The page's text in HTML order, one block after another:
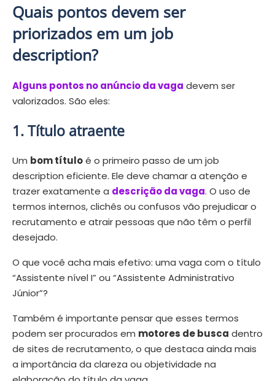
Quais pontos devem ser
priorizados em um job
description?
Alguns pontos no anúncio da vaga devem ser
valorizados. São eles:
1. Título atraente
Um bom títuloé o primeiro passo de um job
description eficiente. Ele deve chamar a atenção e
trazer exatamente a descrição da vaga. O uso de
termos internos, clichês ou confusos vão prejudicar o
recrutamento e atrair pessoas que não têm o perfil
desejado.
O que você acha mais efetivo: uma vaga com o título
“Assistente nível I” ou “Assistente Administrativo
Júnior”?
Também é importante pensar que esses termos
podem ser procurados em motores de busca dentro
de sites de recrutamento, o que destaca ainda mais
a importância da clareza ou objetividade na